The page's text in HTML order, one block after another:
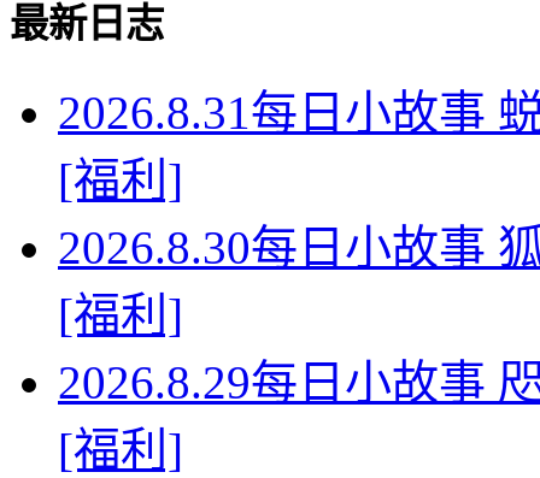
最新日志
2026.8.31每日小故事
[福利]
2026.8.30每日小故事
[福利]
2026.8.29每日小故事
[福利]